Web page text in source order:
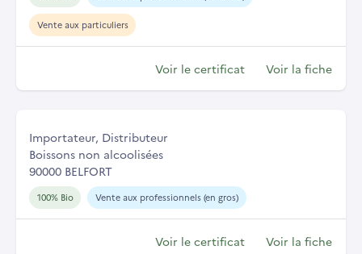
Vente aux particuliers
Voir le certificat Voir la fiche
Importateur, Distributeur
Boissons non alcoolisées
90000 BELFORT
100% Bio Vente aux professionnels (en gros)
Voir le certificat Voir la fiche